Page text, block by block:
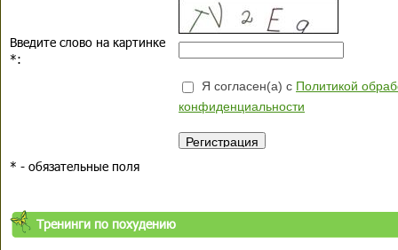
Введите слово на картинке
*:
Я согласен(а) с Политикой
конфиденциальности
* - обязательные поля
Тренинги по похудению